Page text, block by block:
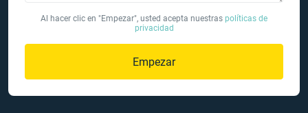
Al hacer clic en "Empezar", usted acepta nuestras políticas de
privacidad
Empezar